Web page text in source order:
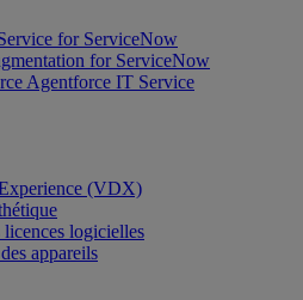
for ServiceNow
for ServiceNow
Agentforce IT Service
(VDX)
logicielles
appareils